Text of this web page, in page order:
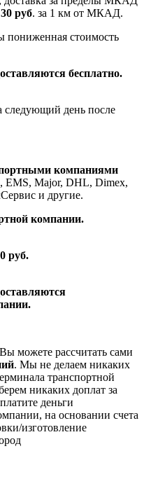
30 руб. за 1 км от МКАД.
пониженная стоимость
бесплатно.
следующий день после
компаниями
Major, DHL, Dimex,
и другие.
компании.
0 руб.
можете рассчитать сами
. Мы не делаем никаких
транспортной
никаких доплат за
деньги
на основании счета
изготовление